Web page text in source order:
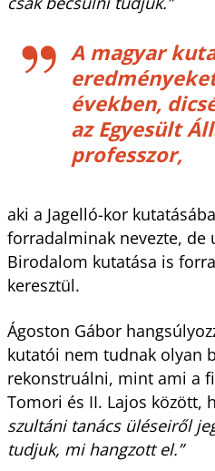
A magyar
években,
az Egyesült
professzor,
aki a Jagelló-kor
forradalminak nevezte, de
Birodalom kutatása is
keresztül.
Ágoston Gábor
kutatói nem tudnak olyan
rekonstruálni, mint ami a
Tomori és II. Lajos között,
szultáni tanács üléseiről
tudjuk, mi hangzott el.”